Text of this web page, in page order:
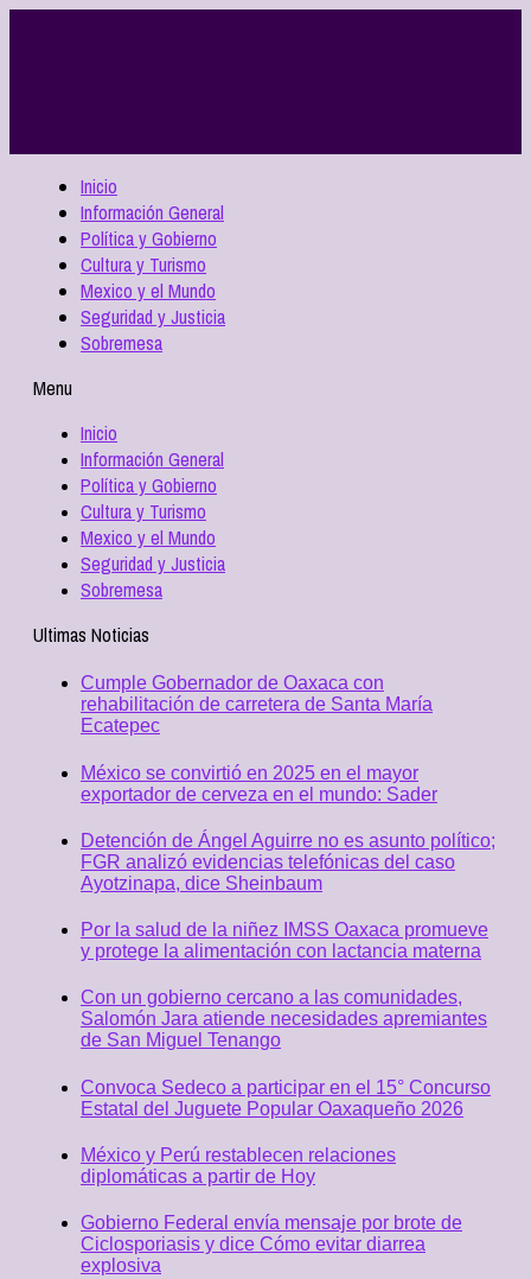
Inicio
Información General
Política y Gobierno
Cultura y Turismo
Mexico y el Mundo
Seguridad y Justicia
Sobremesa
Menu
Inicio
Información General
Política y Gobierno
Cultura y Turismo
Mexico y el Mundo
Seguridad y Justicia
Sobremesa
Ultimas Noticias
Cumple Gobernador de Oaxaca con
rehabilitación de carretera de Santa María
Ecatepec
México se convirtió en 2025 en el mayor
exportador de cerveza en el mundo: Sader
Detención de Ángel Aguirre no es asunto político;
FGR analizó evidencias telefónicas del caso
Ayotzinapa, dice Sheinbaum
Por la salud de la niñez IMSS Oaxaca promueve
y protege la alimentación con lactancia materna
Con un gobierno cercano a las comunidades,
Salomón Jara atiende necesidades apremiantes
de San Miguel Tenango
Convoca Sedeco a participar en el 15° Concurso
Estatal del Juguete Popular Oaxaqueño 2026
México y Perú restablecen relaciones
diplomáticas a partir de Hoy
Gobierno Federal envía mensaje por brote de
Ciclosporiasis y dice Cómo evitar diarrea
explosiva